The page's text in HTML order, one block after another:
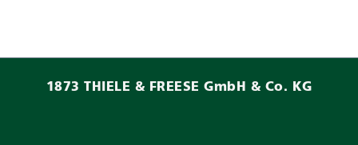
1873 THIELE & FREESE GmbH & Co. KG